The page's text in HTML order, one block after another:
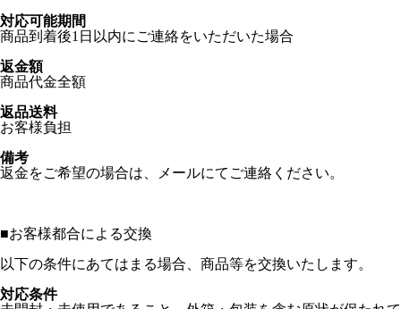
対応可能期間
商品到着後1日以内にご連絡をいただいた場合
返金額
商品代金全額
返品送料
お客様負担
備考
返金をご希望の場合は、メールにてご連絡ください。
■お客様都合による交換
以下の条件にあてはまる場合、商品等を交換いたします。
対応条件